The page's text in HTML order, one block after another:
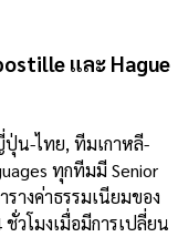
และ Hague
น-ไทย, ทีมเกาหลี-
ทุกทีมมี Senior
างค่าธรรมเนียมของ
วโมงเมื่อมีการเปลี่ยน